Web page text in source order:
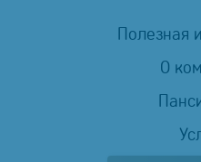
Полезная
О